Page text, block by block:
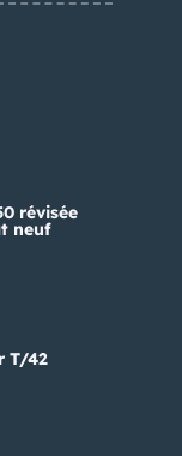
révisée
neuf
T/42